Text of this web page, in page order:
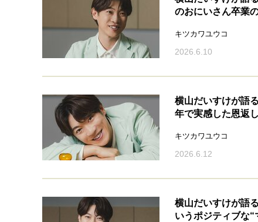
のおにいさん卒業
キツカワユウコ
2026.6.10
横山だいすけが語
年で実感した恩返し
キツカワユウコ
2026.6.12
横山だいすけが語
いうポジティブな“